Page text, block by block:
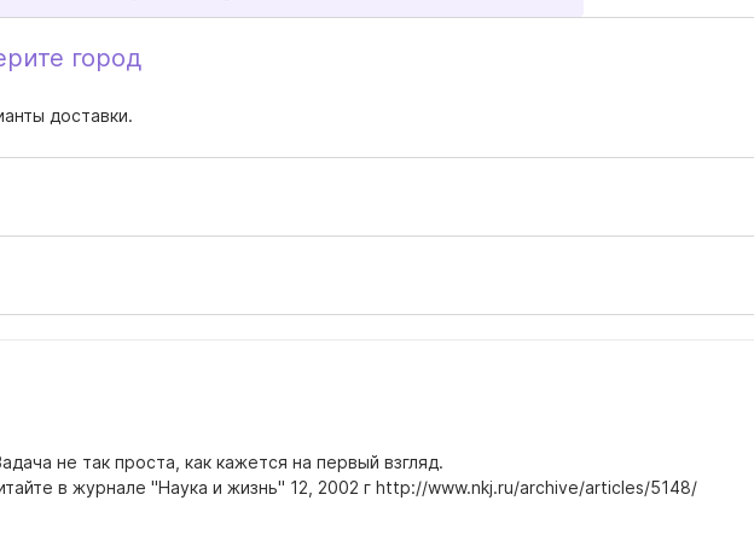
город
доставки.
не так проста, как кажется на первый взгляд.
в журнале "Наука и жизнь" 12, 2002 г http://www.nkj.ru/archive/articles/5148/